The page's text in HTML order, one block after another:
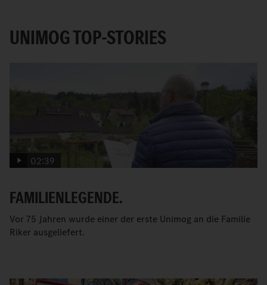
UNIMOG TOP-STORIES
02:39
FAMILIENLEGENDE.
Vor 75 Jahren wurde einer der erste Unimog an die Familie
Riker ausgeliefert.